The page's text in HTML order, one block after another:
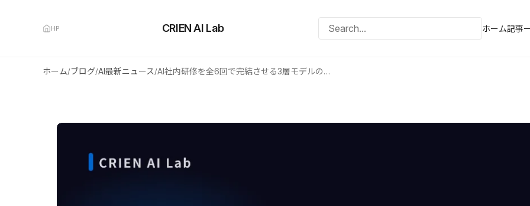
HP CRIEN AI Lab ホーム記事
ホーム/ブログ/AI最新ニュース/ AI社内研修を全6回で完結させる3層モデルの設計方法